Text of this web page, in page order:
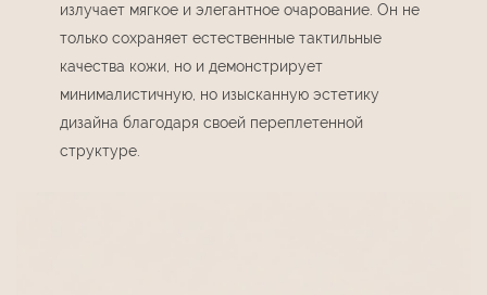
излучает мягкое и элегантное очарование. Он не
только сохраняет естественные тактильные
качества кожи, но и демонстрирует
минималистичную, но изысканную эстетику
дизайна благодаря своей переплетенной
структуре.